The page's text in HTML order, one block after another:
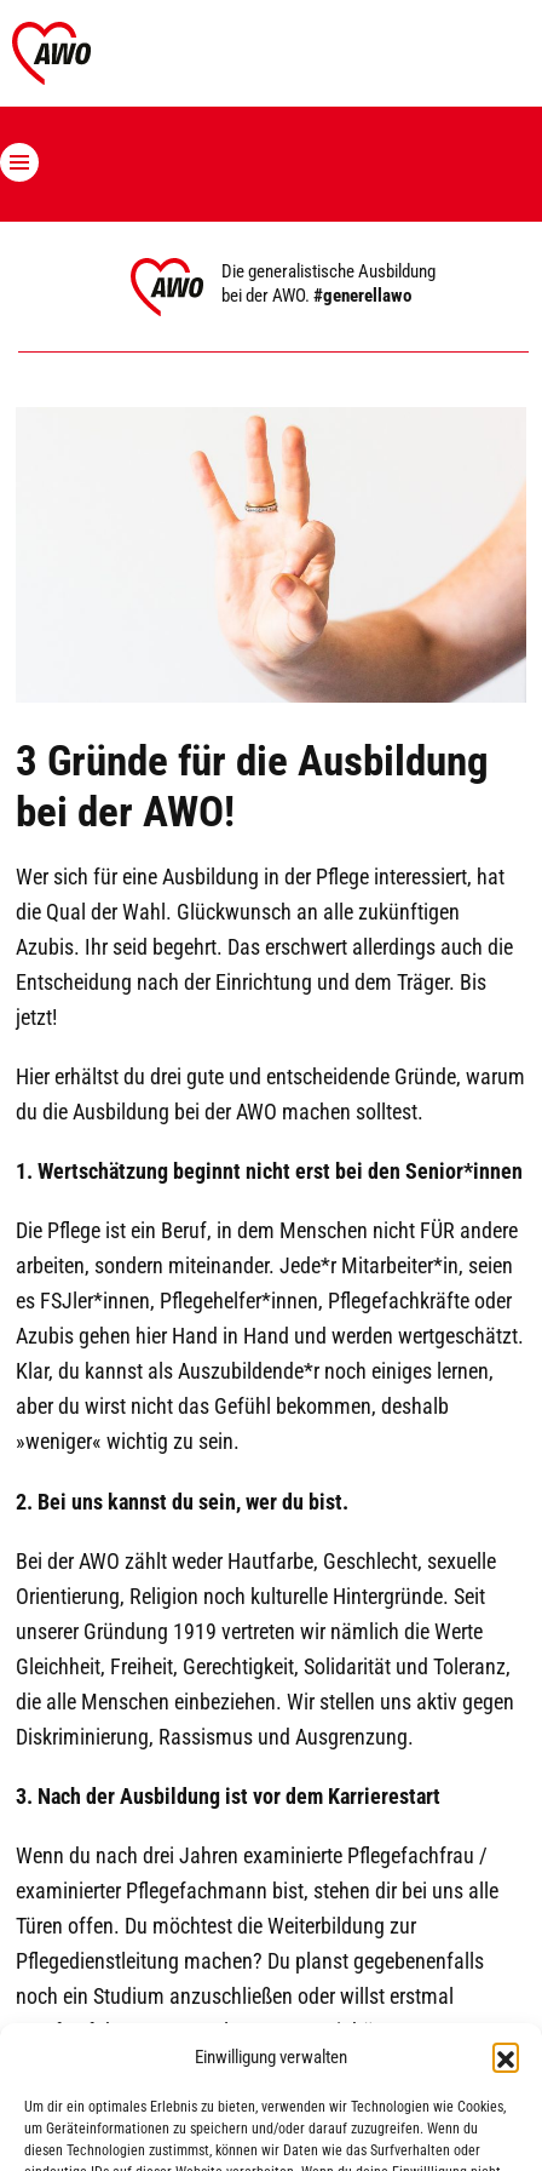
Einwilligung verwalten
Um dir ein optimales Erlebnis zu bieten, verwenden wir Technologien wie Cookies,
um Geräteinformationen zu speichern und/oder darauf zuzugreifen. Wenn du
diesen Technologien zustimmst, können wir Daten wie das Surfverhalten oder
Die generalistische Ausbildung
bei der AWO.#generellawo
3 Gründe für die Ausbildung
bei der AWO!
Wer sich für eine Ausbildung in der Pflege interessiert, hat
die Qual der Wahl. Glückwunsch an alle zukünftigen
Azubis. Ihr seid begehrt. Das erschwert allerdings auch die
Entscheidung nach der Einrichtung und dem Träger. Bis
jetzt!
Hier erhältst du drei gute und entscheidende Gründe, warum
du die Ausbildung bei der AWO machen solltest.
1. Wertschätzung beginnt nicht erst bei den Senior*innen
Die Pflege ist ein Beruf, in dem Menschen nicht FÜR andere
arbeiten, sondern miteinander. Jede*r Mitarbeiter*in, seien
es FSJler*innen, Pflegehelfer*innen, Pflegefachkräfte oder
Azubis gehen hier Hand in Hand und werden wertgeschätzt.
Klar, du kannst als Auszubildende*r noch einiges lernen,
aber du wirst nicht das Gefühl bekommen, deshalb
»weniger« wichtig zu sein.
2. Bei uns kannst du sein, wer du bist.
Bei der AWO zählt weder Hautfarbe, Geschlecht, sexuelle
Orientierung, Religion noch kulturelle Hintergründe. Seit
unserer Gründung 1919 vertreten wir nämlich die Werte
Gleichheit, Freiheit, Gerechtigkeit, Solidarität und Toleranz,
die alle Menschen einbeziehen. Wir stellen uns aktiv gegen
Diskriminierung, Rassismus und Ausgrenzung.
3. Nach der Ausbildung ist vor dem Karrierestart
Wenn du nach drei Jahren examinierte Pflegefachfrau /
examinierter Pflegefachmann bist, stehen dir bei uns alle
Türen offen. Du möchtest die Weiterbildung zur
Pflegedienstleitung machen? Du planst gegebenenfalls
noch ein Studium anzuschließen oder willst erstmal
Berufserfahrung sammeln? Nur zu! Wir hören unseren
Mitarbeiter*innen zu und fördern sie in ihren persönlichen
Karrierezielen.